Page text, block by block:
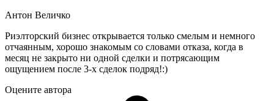
Антон Величко
Риэлторский бизнес открывается только смелым и немного
отчаянным, хорошо знакомым со словами отказа, когда в
месяц не закрыто ни одной сделки и потрясающим
ощущением после 3-х сделок подряд!:)
Оцените автора